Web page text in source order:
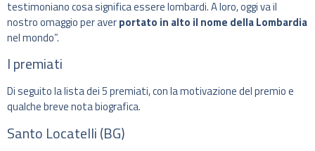
testimoniano cosa significa essere lombardi. A loro, oggi va il
nostro omaggio per averportato in alto il nome della Lombardia
nel mondo”.
I premiati
Di seguito la lista dei 5 premiati, con la motivazione del premio e
qualche breve nota biografica.
Santo Locatelli (BG)